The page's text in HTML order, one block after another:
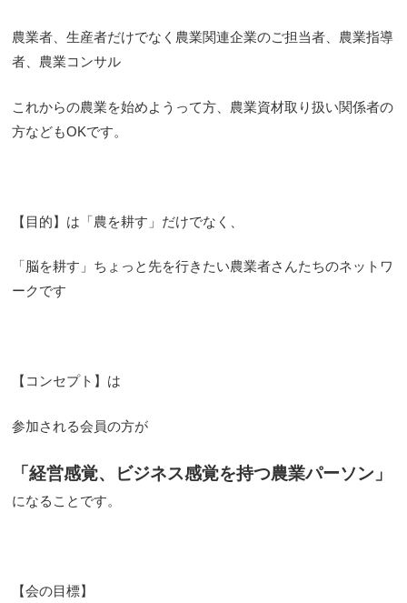
農業者、生産者だけでなく農業関連企業のご担当者、農業指導
者、農業コンサル
これからの農業を始めようって方、農業資材取り扱い関係者の
方などもOKです。
【目的】は「農を耕す」だけでなく、
「脳を耕す」ちょっと先を行きたい農業者さんたちのネットワ
ークです
【コンセプト】は
参加される会員の方が
「経営感覚、ビジネス感覚を持つ農業パーソン」
になることです。
【会の目標】